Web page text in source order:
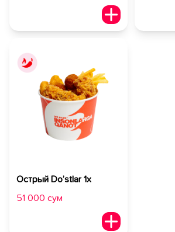
Острый Do’stlar 1х
51 000 сум